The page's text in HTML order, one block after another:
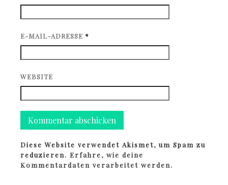
E-MAIL-ADRESSE *
WEBSITE
Diese Website verwendet Akismet, um Spam zu
reduzieren.Erfahre, wie deine
Kommentardaten verarbeitet werden.